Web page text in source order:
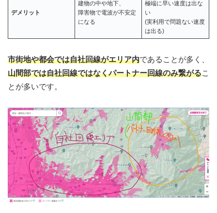
デメリット
建物の中や地下、
障害物で電波が不安定
になる
極端に早い速度は出な
い
(実利用で問題ない速度
は出る)
市街地や都会では自社回線がエリア内であることが多く、
山間部では自社回線ではなくパートナー回線のみ繋がるこ
とが多いです。